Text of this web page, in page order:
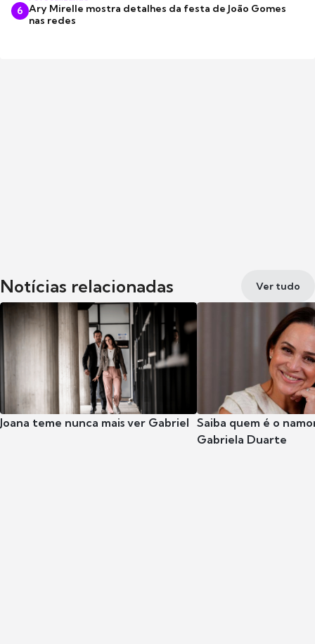
6 Ary Mirelle mostra detalhes da festa de João Gomes
nas redes
Notícias relacionadas Ver tudo
Joana teme nunca mais ver Gabriel Saiba quem é o
Gabriela Duarte